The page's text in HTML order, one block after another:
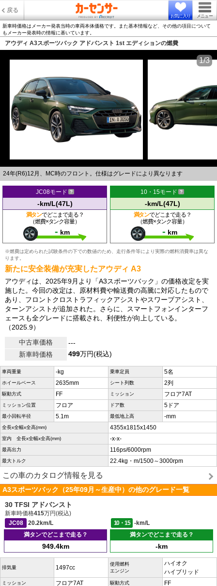
戻る
お気に入り メニュー
新車時価格はメーカー発表当時の車両本体価格です。また基本情報など、その他の項目について
もメーカー発表時の情報に基いています。
アウディ A3スポーツバック アドバンスト 1st エディションの燃費
24年(R6)12月、MC時のフロント。仕様はグレードにより異なります
1/3
JC08モード
-km/L(47L)
満タンでどこまで走る？
（燃費×タンク容量）
- km
10・15モード
-km/L(47L)
満タンでどこまで走る？
（燃費×タンク容量）
- km
※燃費は定められた試験条件の下での数値のため、走行条件等により実際の燃料消費率は異な
ります。
新たに安全装備が充実したアウディ A3
アウディは、2025年9月より「A3スポーツバック」の価格改定を実
施した。今回の改定は、原材料費や輸送費の高騰に対応したもので
あり、フロントクロストラフィックアシストやスワーブアシスト、
ターンアシストが追加された。さらに、スマートフォンインターフ
ェースも全グレードに搭載され、利便性が向上している。
（2025.9）
中古車価格
---
新車時価格
499万円(税込)
車両重量 -kg 乗車定員 5名
ホイールベース 2635mm シート列数 2列
駆動方式 FF ミッション フロア7AT
ミッション位置 フロア ドア数 5ドア
最小回転半径 5.1m 最低地上高 -mm
全長x全幅x全高(mm) 4355x1815x1450
室内 全長x全幅x全高(mm) -x-x-
最高出力 116ps/6000rpm
最大トルク 22.4kg・m/1500～3000rpm
この車のカタログ情報を見る
A3スポーツバック（25年09月～生産中）の他のグレード一覧
30 TFSI アドバンスト
新車時価格415万円(税込)
JC08
20.2km/L 10・15
-km/L
満タンでどこまで走る？
949.4km
満タンでどこまで走る？
-km
排気量 1497cc
使用燃料
エンジン
ハイオク
ハイブリッド
ミッション フロア7AT 駆動方式 FF